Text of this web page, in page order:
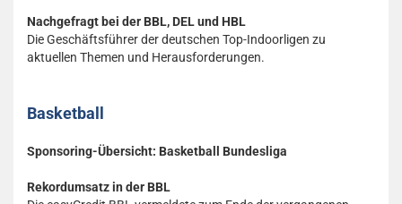
Nachgefragt bei der BBL, DEL und HBL
Die Geschäftsführer der deutschen Top-Indoorligen zu
aktuellen Themen und Herausforderungen.
Basketball
Sponsoring-Übersicht: Basketball Bundesliga
Rekordumsatz in der BBL